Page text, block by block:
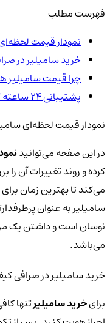
فهرست مطلب
نمودار قیمت
خرید سامیلیر در
چرا قیمت سامیلیر
پشتیبانی ۲۴ ساعته کیف پول من
نمودار قیمت لحظه‌ای
در این صفحه می‌توانید
کرده و روند تغییرات آن را
می‌کند تا بهترین زمان برای
سامیلیر به عنوان
نوسان است و داشتن یک
می‌باشد.
خرید سامیلیر در صرافی
برایخرید سامیلیرتنها